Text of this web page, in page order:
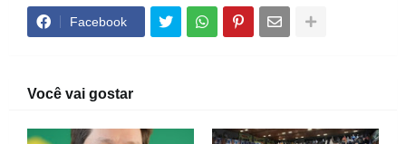
Facebook
Você vai gostar